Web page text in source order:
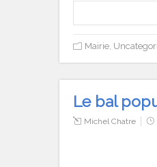
Mairie,
Le bal
Michel Chatre